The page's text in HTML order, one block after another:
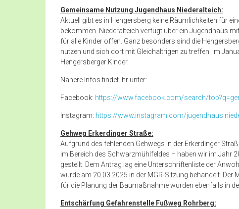
Gemeinsame Nutzung Jugendhaus Niederalteich:
Aktuell gibt es in Hengersberg keine Räumlichkeiten für
bekommen. Niederalteich verfügt über ein Jugendhaus
für alle Kinder offen. Ganz besonders sind die
nutzen und sich dort mit Gleichaltrigen zu treffen. Im
Hengersberger Kinder.
Nähere Infos findet ihr unter:
Facebook: https://www.facebook.com/search/
Instagram: https://www.instagram.com/
Gehweg Erkerdinger Straße:
Aufgrund des fehlenden Gehwegs in der Erkerdinger
im Bereich des Schwarzmühlfeldes – haben wir im Jahr
gestellt. Dem Antrag lag eine Unterschriftenliste der
wurde am 20.03.2025 in der MGR-Sitzung behandelt. Der
für die Planung der Baumaßnahme wurden ebenfalls in
Entschärfung Gefahrenstelle Fußweg Rohrberg: